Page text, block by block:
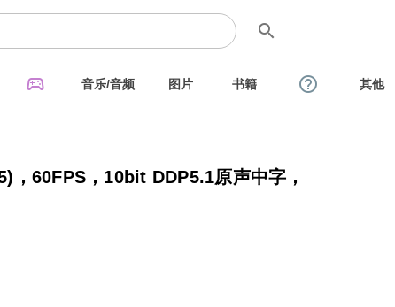
search
sports_esports 音乐/音频 图片 书籍 help_outline 其他
，60FPS，10bit DDP5.1原声中字，